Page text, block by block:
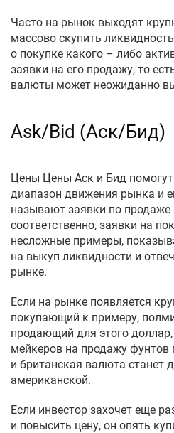
Часто на рынок выходят
массово скупить
о покупке какого – либо
заявки на его продажу, то
валюты может неожиданно
Ask/Bid (Аск/Бид)
Цены Цены Аск и Бид
диапазон движения рынка и
называют заявки по продаже
соответственно, заявки на
несложные примеры,
на выкуп ликвидности и
рынке.
Если на рынке появляется
покупающий к примеру,
продающий для этого
мейкеров на продажу фунтов
и британская валюта станет
американской.
Если инвестор захочет еще
и повысить цену, он опять